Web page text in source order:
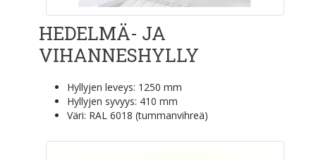
HEDELMÄ- JA
VIHANNESHYLLY
Hyllyjen leveys: 1250 mm
Hyllyjen syvyys: 410 mm
Väri: RAL 6018 (tummanvihreä)